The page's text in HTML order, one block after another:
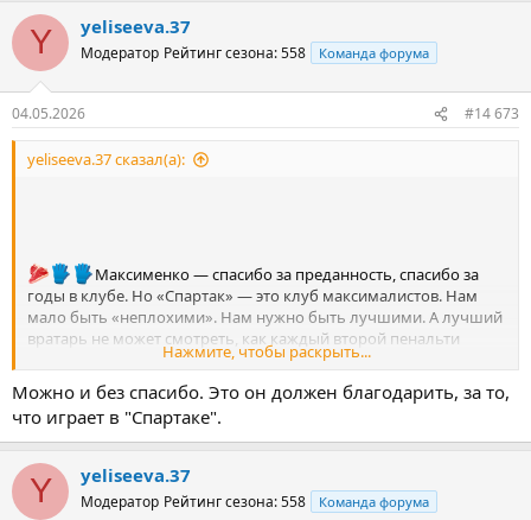
к
и
Y yeliseeva.37
Модератор Рейтинг сезона: 558 Команда форума
04.05.2026 #14 673
yeliseeva.37 сказал(а):
Максименко — спасибо за преданность, спасибо за
годы в клубе. Но «Спартак» — это клуб максималистов. Нам
мало быть «неплохими». Нам нужно быть лучшими. А лучший
вратарь не может смотреть, как каждый второй пенальти
залетает ему «в домик» или по углам, пока он стоит и ждет
Нажмите, чтобы раскрыть...
Можно и без спасибо. Это он должен благодарить, за то,
что играет в "Спартаке".
Y yeliseeva.37
Модератор Рейтинг сезона: 558 Команда форума